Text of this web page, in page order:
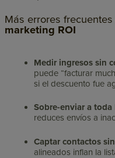
Más errores
marketing ROI
Medir ingresos sin
puede “facturar
si el descuento fue
Sobre-enviar a toda
reduces envíos a
Captar contactos
alineados inflan la